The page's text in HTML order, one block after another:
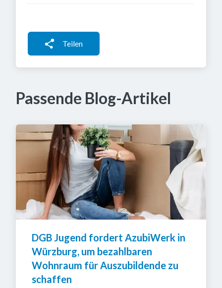
Teilen
Passende Blog-Artikel
DGB Jugend fordert AzubiWerk in
Würzburg, um bezahlbaren
Wohnraum für Auszubildende zu
schaffen